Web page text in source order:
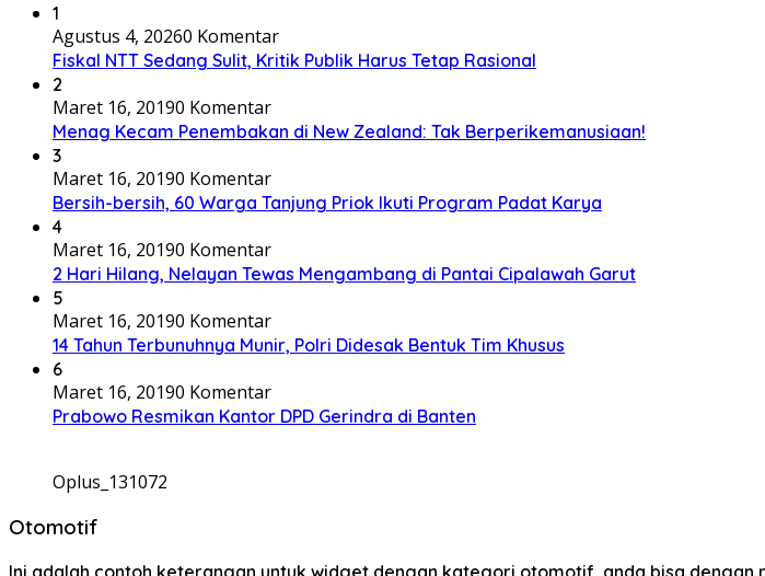
1
Agustus 4, 20260 Komentar
Fiskal NTT Sedang Sulit, Kritik Publik Harus Tetap Rasional
2
Maret 16, 20190 Komentar
Menag Kecam Penembakan di New Zealand: Tak Berperikemanusiaan!
3
Maret 16, 20190 Komentar
Bersih-bersih, 60 Warga Tanjung Priok Ikuti Program Padat Karya
4
Maret 16, 20190 Komentar
2 Hari Hilang, Nelayan Tewas Mengambang di Pantai Cipalawah Garut
5
Maret 16, 20190 Komentar
14 Tahun Terbunuhnya Munir, Polri Didesak Bentuk Tim Khusus
6
Maret 16, 20190 Komentar
Prabowo Resmikan Kantor DPD Gerindra di Banten
Oplus_131072
Otomotif